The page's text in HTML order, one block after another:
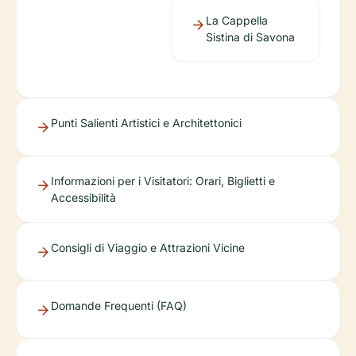
La Cappella
Sistina di Savona
Punti Salienti Artistici e Architettonici
Informazioni per i Visitatori: Orari, Biglietti e
Accessibilità
Consigli di Viaggio e Attrazioni Vicine
Domande Frequenti (FAQ)